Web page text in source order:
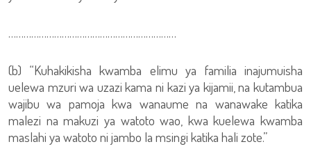
…………………………………………………………
(b) “Kuhakikisha kwamba elimu ya familia inajumuisha
uelewa mzuri wa uzazi kama ni kazi ya kijamii, na kutambua
wajibu wa pamoja kwa wanaume na wanawake katika
malezi na makuzi ya watoto wao, kwa kuelewa kwamba
maslahi ya watoto ni jambo la msingi katika hali zote.”